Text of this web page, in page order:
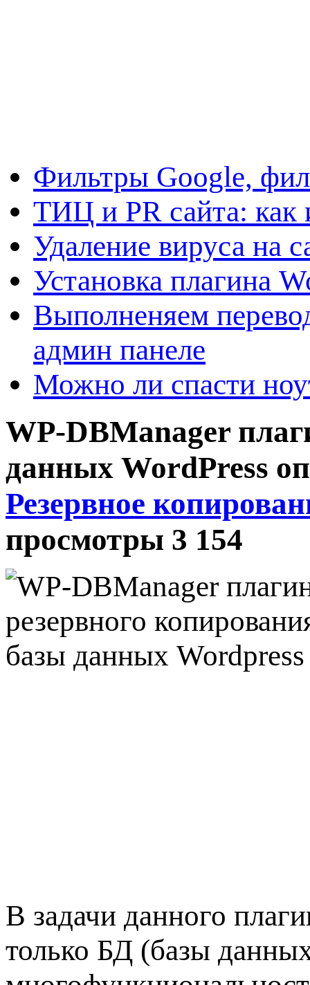
Фильтры Google,
ТИЦ и PR сайта: как
Удаление вируса на
Установка плагина
Выполненяем
админ панеле
Можно ли спасти
WP-DBManager
данных WordPress
Резервное
просмотры 3 154
В задачи данного
только БД (базы